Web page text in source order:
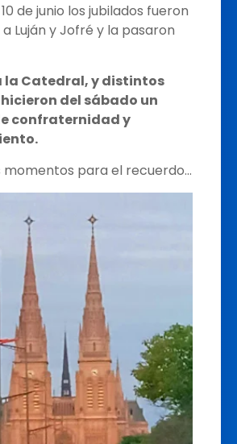
de junio los jubilados fueron
Luján y Jofré y la pasaron
la Catedral, y distintos
del sábado un
confraternidad y
momentos para el recuerdo...